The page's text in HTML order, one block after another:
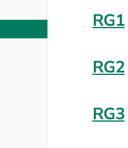
RG1
RG2
RG3